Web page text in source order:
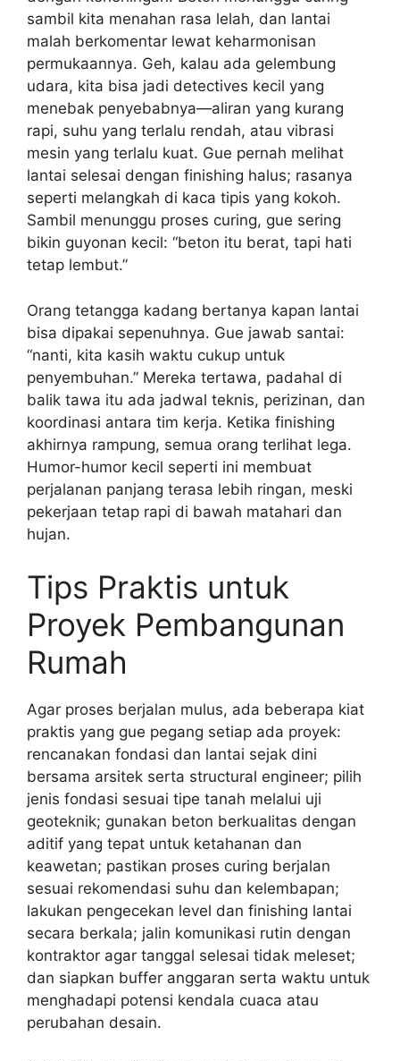
sambil kita menahan rasa lelah, dan lantai
malah berkomentar lewat keharmonisan
permukaannya. Geh, kalau ada gelembung
udara, kita bisa jadi detectives kecil yang
menebak penyebabnya—aliran yang kurang
rapi, suhu yang terlalu rendah, atau vibrasi
mesin yang terlalu kuat. Gue pernah melihat
lantai selesai dengan finishing halus; rasanya
seperti melangkah di kaca tipis yang kokoh.
Sambil menunggu proses curing, gue sering
bikin guyonan kecil: “beton itu berat, tapi hati
tetap lembut.”
Orang tetangga kadang bertanya kapan lantai
bisa dipakai sepenuhnya. Gue jawab santai:
“nanti, kita kasih waktu cukup untuk
penyembuhan.” Mereka tertawa, padahal di
balik tawa itu ada jadwal teknis, perizinan, dan
koordinasi antara tim kerja. Ketika finishing
akhirnya rampung, semua orang terlihat lega.
Humor-humor kecil seperti ini membuat
perjalanan panjang terasa lebih ringan, meski
pekerjaan tetap rapi di bawah matahari dan
hujan.
Tips Praktis untuk
Proyek Pembangunan
Rumah
Agar proses berjalan mulus, ada beberapa kiat
praktis yang gue pegang setiap ada proyek:
rencanakan fondasi dan lantai sejak dini
bersama arsitek serta structural engineer; pilih
jenis fondasi sesuai tipe tanah melalui uji
geoteknik; gunakan beton berkualitas dengan
aditif yang tepat untuk ketahanan dan
keawetan; pastikan proses curing berjalan
sesuai rekomendasi suhu dan kelembapan;
lakukan pengecekan level dan finishing lantai
secara berkala; jalin komunikasi rutin dengan
kontraktor agar tanggal selesai tidak meleset;
dan siapkan buffer anggaran serta waktu untuk
menghadapi potensi kendala cuaca atau
perubahan desain.